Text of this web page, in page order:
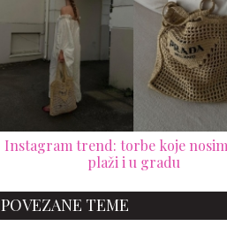
Instagram trend: torbe koje
plaži i u gradu
POVEZANE TEME